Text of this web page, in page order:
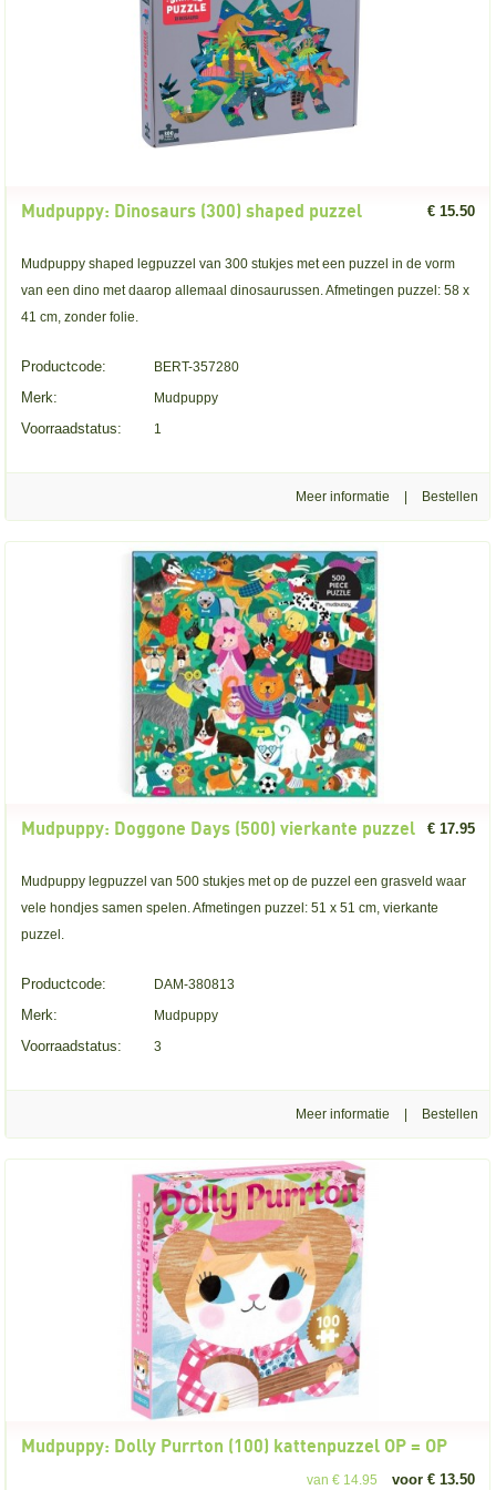
Mudpuppy: Dinosaurs (300) shaped puzzel € 15.50
Mudpuppy shaped legpuzzel van 300 stukjes met een puzzel in de vorm
van een dino met daarop allemaal dinosaurussen. Afmetingen puzzel: 58 x
41 cm, zonder folie.
Productcode: BERT-357280
Merk: Mudpuppy
Voorraadstatus: 1
Meer informatie
Mudpuppy: Doggone Days (500) vierkante puzzel € 17.95
Mudpuppy legpuzzel van 500 stukjes met op de puzzel een grasveld waar
vele hondjes samen spelen. Afmetingen puzzel: 51 x 51 cm, vierkante
puzzel.
Productcode: DAM-380813
Merk: Mudpuppy
Voorraadstatus: 3
Meer informatie
Mudpuppy: Dolly Purrton (100) kattenpuzzel OP = OP
voor € 13.50
van € 14.95